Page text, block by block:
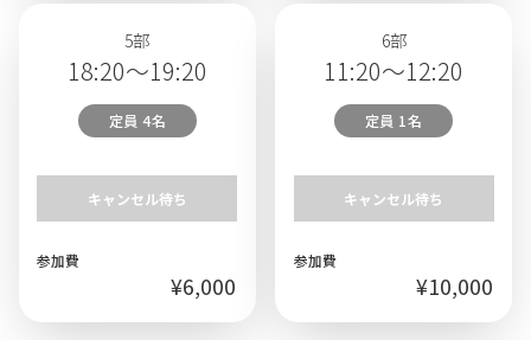
5部
18:20～19:20
定員 4名
キャンセル待ち
参加費
¥6,000
6部
11:20～12:20
定員 1名
キャンセル待ち
参加費
¥10,000